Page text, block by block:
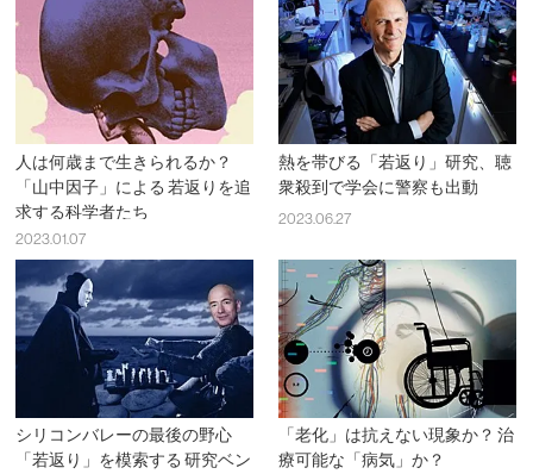
人は何歳まで生きられるか？
「山中因子」による 若返りを追
求する科学者たち
2023.01.07
熱を帯びる「若返り」研究、聴
衆殺到で学会に警察も出動
2023.06.27
シリコンバレーの最後の野心
「若返り」を模索する 研究ベン
「老化」は抗えない現象か？ 治
療可能な「病気」か？